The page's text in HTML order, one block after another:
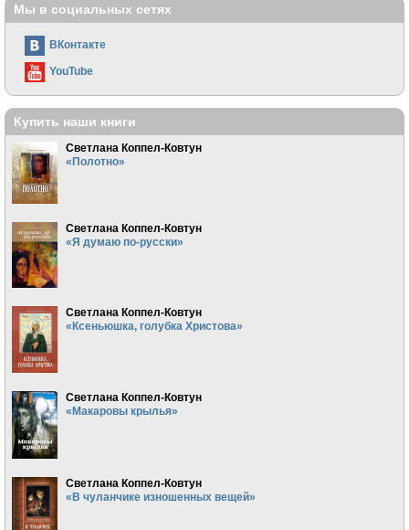
Мы в социальных сетях
ВКонтакте
YouTube
Купить наши книги
Светлана Коппел-Ковтун
«Полотно»
Светлана Коппел-Ковтун
«Я думаю по-русски»
Светлана Коппел-Ковтун
«Ксеньюшка, голубка Христова»
Светлана Коппел-Ковтун
«Макаровы крылья»
Светлана Коппел-Ковтун
«В чуланчике изношенных вещей»